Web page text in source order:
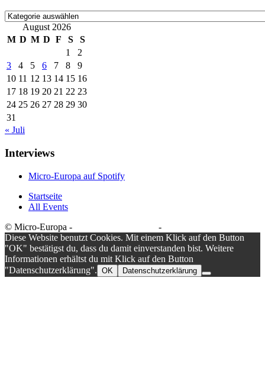
Kategorien
August 2026
M D M D F S
S
1
2
3
4 5 6 7 8
9
10 11 12 13 14 15 16
17 18 19 20 21 22 23
24 25 26 27 28 29 30
31
« Juli
Interviews
Micro-Europa auf Spotify
Startseite
All Events
© Micro-Europa -
-
Diese Website benutzt Cookies. Mit einem Klick auf den Button
"OK" bestätigst du, dass du damit einverstanden bist. Weitere
Informationen erhältst du mit Klick auf den Button
"Datenschutzerklärung". OK Datenschutzerklärung